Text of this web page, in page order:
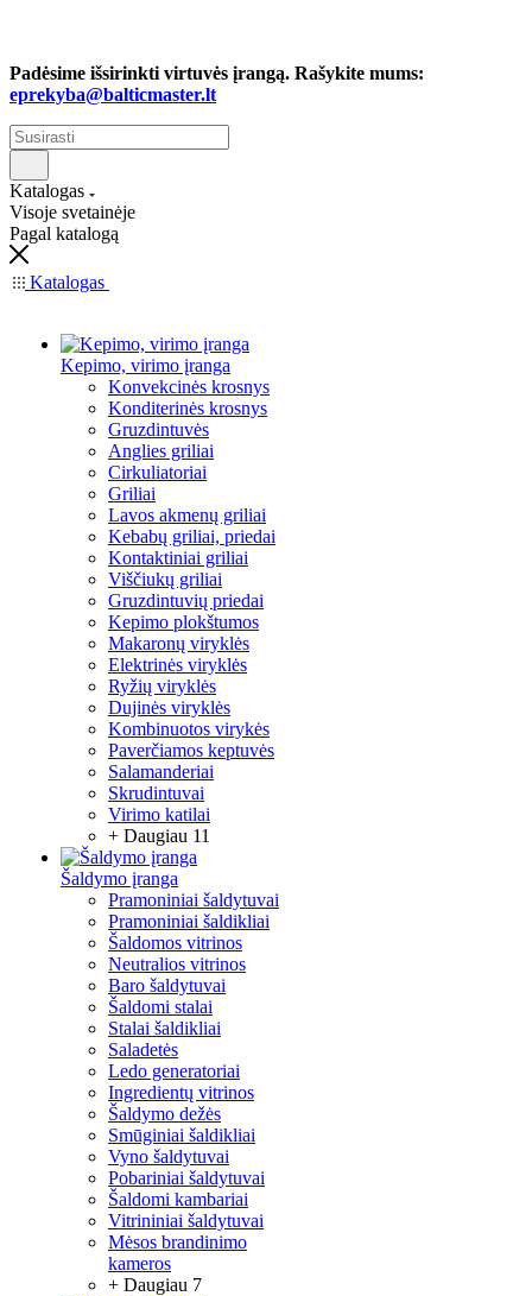
Padėsime išsirinkti virtuvės įrangą. Rašykite mums:
eprekyba@balticmaster.lt
Katalogas
Visoje svetainėje
Pagal katalogą
Katalogas
Kepimo, virimo įranga
Konvekcinės krosnys
Konditerinės krosnys
Gruzdintuvės
Anglies griliai
Cirkuliatoriai
Griliai
Lavos akmenų griliai
Kebabų griliai, priedai
Kontaktiniai griliai
Viščiukų griliai
Gruzdintuvių priedai
Kepimo plokštumos
Makaronų viryklės
Elektrinės viryklės
Ryžių viryklės
Dujinės viryklės
Kombinuotos virykės
Paverčiamos keptuvės
Salamanderiai
Skrudintuvai
Virimo katilai
+ Daugiau 11
Šaldymo įranga
Pramoniniai šaldytuvai
Pramoniniai šaldikliai
Šaldomos vitrinos
Neutralios vitrinos
Baro šaldytuvai
Šaldomi stalai
Stalai šaldikliai
Saladetės
Ledo generatoriai
Ingredientų vitrinos
Šaldymo dežės
Smūginiai šaldikliai
Vyno šaldytuvai
Pobariniai šaldytuvai
Šaldomi kambariai
Vitrininiai šaldytuvai
Mėsos brandinimo
kameros
+ Daugiau 7